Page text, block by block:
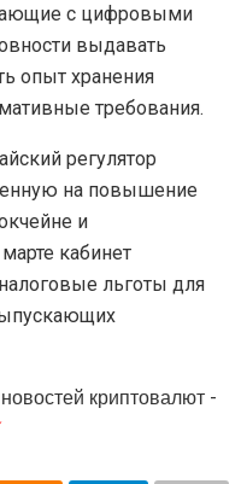
с цифровыми
выдавать
опыт хранения
требования.
регулятор
на повышение
и
кабинет
льготы для
криптовалют -